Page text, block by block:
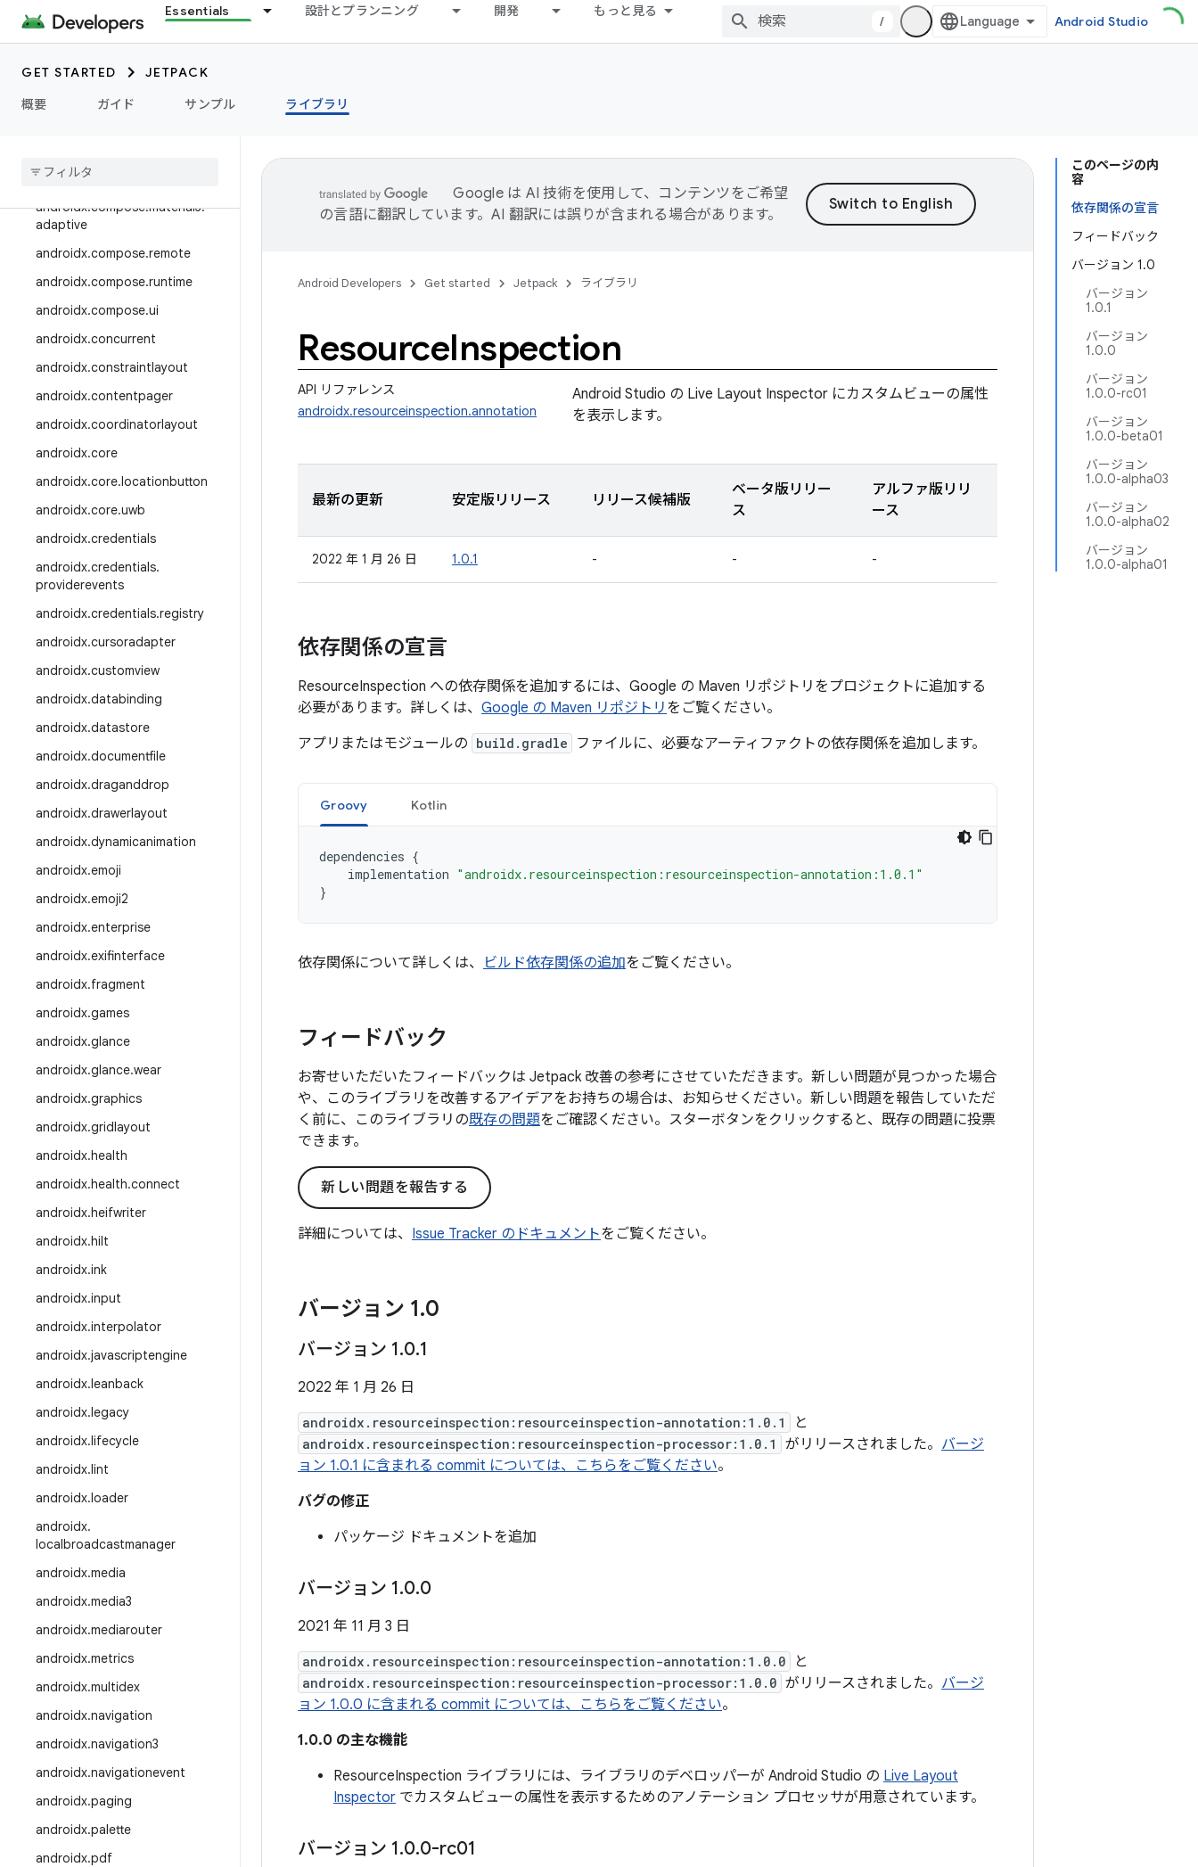
Essentials 設計とプランニング 開発 もっと見る
/ Android Studio
GET STARTED
JETPACK
概要
ガイド サンプル ライブラリ
androidx.compose
androidx.compose.animation
androidx.
androidx.compose.material3.
adaptive
androidx.compose.remote
androidx.compose.runtime
androidx.compose.ui
androidx.concurrent
androidx.constraintlayout
androidx.contentpager
androidx.coordinatorlayout
androidx.core
androidx.core.locationbutton
androidx.core.uwb
androidx.credentials
androidx.credentials.
providerevents
androidx.credentials.registry
androidx.cursoradapter
androidx.customview
androidx.databinding
androidx.datastore
androidx.documentfile
androidx.draganddrop
androidx.drawerlayout
androidx.dynamicanimation
androidx.emoji
androidx.emoji2
androidx.enterprise
androidx.exifinterface
androidx.fragment
androidx.games
androidx.glance
androidx.glance.wear
androidx.graphics
androidx.gridlayout
androidx.health
androidx.health.connect
androidx.heifwriter
androidx.hilt
androidx.ink
androidx.input
androidx.interpolator
androidx.javascriptengine
androidx.leanback
androidx.legacy
androidx.lifecycle
androidx.lint
androidx.loader
androidx.
localbroadcastmanager
androidx.media
androidx.media3
androidx.mediarouter
androidx.metrics
androidx.multidex
androidx.navigation
androidx.navigation3
androidx.navigationevent
androidx.paging
androidx.palette
androidx.pdf
このページの内
容
依存関係の宣言
フィードバック
バージョン 1.0
バージョン
1.0.1
バージョン
1.0.0
バージョン
1.0.0-rc01
バージョン
1.0.0-beta01
バージョン
1.0.0-alpha03
バージョン
1.0.0-alpha02
バージョン
1.0.0-alpha01
Google は AI 技術を使用して、コンテンツをご希望
の言語に翻訳しています。AI 翻訳には誤りが含まれる場合があります。
Android Developers Get started Jetpack ライブラリ
ResourceInspection
API リファレンス
androidx.resourceinspection.annotation
Android Studio の Live Layout Inspector にカスタムビューの属性
を表示します。
最新の更新 安定版リリース リリース候補版
ベータ版リリー
ス
アルファ版リリ
ース
2022 年 1 月 26 日 1.0.1 - - -
依存関係の宣言
ResourceInspection への依存関係を追加するには、Google の Maven リポジトリをプロジェクトに追加する
必要があります。詳しくは、 Google の Maven リポジトリ をご覧ください。
アプリまたはモジュールの build.gradle ファイルに、必要なアーティファクトの依存関係を追加します。
Groovy Kotlin
dependencies {
implementation "androidx.resourceinspection:resourceinspection-annotation:1.0.1"
}
依存関係について詳しくは、 ビルド依存関係の追加をご覧ください。
フィードバック
お寄せいただいたフィードバックは Jetpack 改善の参考にさせていただきます。新しい問題が見つかった場合
や、このライブラリを改善するアイデアをお持ちの場合は、お知らせください。新しい問題を報告していただ
く前に、このライブラリの既存の問題をご確認ください。スターボタンをクリックすると、既存の問題に投票
できます。
新しい問題を報告する
詳細については、 Issue Tracker のドキュメントをご覧ください。
バージョン 1.0
バージョン 1.0.1
2022 年 1 月 26 日
androidx.resourceinspection:resourceinspection-annotation:1.0.1 と
androidx.resourceinspection:resourceinspection-processor:1.0.1 がリリースされました。 バージ
ョン 1.0.1 に含まれる commit については、こちらをご覧ください。
バグの修正
パッケージ ドキュメントを追加
バージョン 1.0.0
2021 年 11 月 3 日
androidx.resourceinspection:resourceinspection-annotation:1.0.0 と
androidx.resourceinspection:resourceinspection-processor:1.0.0 がリリースされました。 バージ
ョン 1.0.0 に含まれる commit については、こちらをご覧ください。
1.0.0 の主な機能
ResourceInspection ライブラリには、ライブラリのデベロッパーが Android Studio の Live Layout
Inspector でカスタムビューの属性を表示するためのアノテーション プロセッサが用意されています。
バージョン 1.0.0-rc01